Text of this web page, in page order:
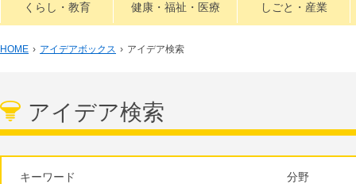
くらし・教育 健康・福祉・医療 しごと・産業
HOME › アイデアボックス › アイデア検索
アイデア検索
キーワード 分野